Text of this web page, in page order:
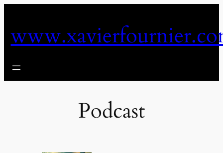
contenu
Podcast